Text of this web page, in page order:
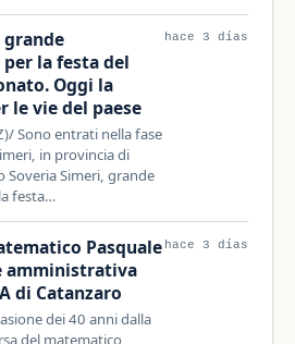
grande
la festa del
Oggi la
le vie del paese
Sono entrati nella fase
in provincia di
Soveria Simeri, grande
festa…
hace 3 días
Pasquale
amministrativa
di Catanzaro
dei 40 anni dalla
del matematico
hace 3 días